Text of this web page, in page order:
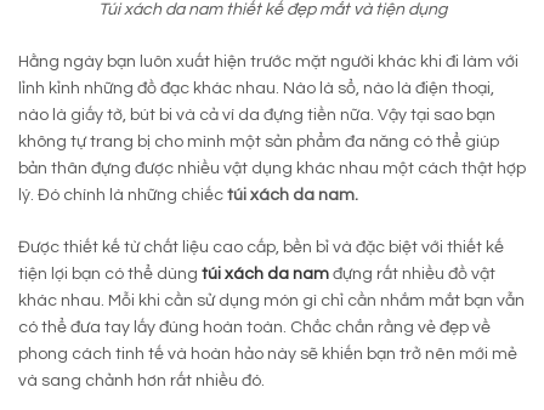
Túi xách da nam thiết kế đẹp mắt và tiện dụng
Hằng ngày bạn luôn xuất hiện trước mặt người khác khi đi làm với
lỉnh kỉnh những đồ đạc khác nhau. Nào là sổ, nào là điện thoại,
nào là giấy tờ, bút bi và cả ví da đựng tiền nữa. Vậy tại sao bạn
không tự trang bị cho mình một sản phẩm đa năng có thể giúp
bản thân đựng được nhiều vật dụng khác nhau một cách thật hợp
lý. Đó chính là những chiếc túi xách da nam.
Được thiết kế từ chất liệu cao cấp, bền bỉ và đặc biệt với thiết kế
tiện lợi bạn có thể dùng túi xách da nam đựng rất nhiều đồ vật
khác nhau. Mỗi khi cần sử dụng món gì chỉ cần nhắm mắt bạn vẫn
có thể đưa tay lấy đúng hoàn toàn. Chắc chắn rằng vẻ đẹp về
phong cách tinh tế và hoàn hảo này sẽ khiến bạn trở nên mới mẻ
và sang chảnh hơn rất nhiều đó.